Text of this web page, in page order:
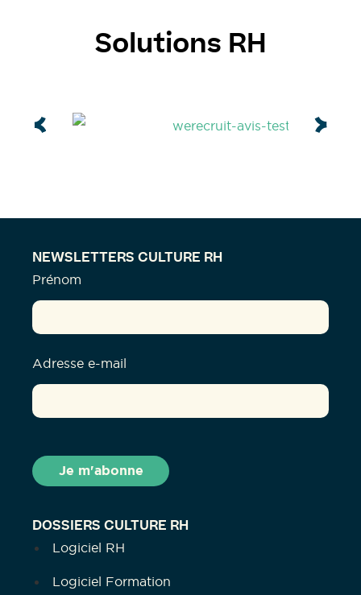
Solutions RH
DOSSIERS CULTURE RH
Logiciel RH
Logiciel Formation
NEWSLETTERS CULTURE RH
Prénom
Adresse e-mail